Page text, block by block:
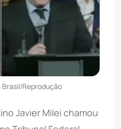
Brasil/Reprodução
Javier Milei chamou